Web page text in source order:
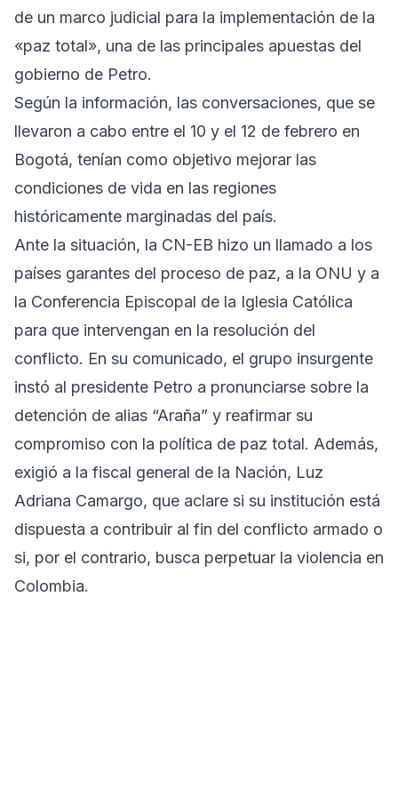
de un marco judicial para la implementación de la
«paz total», una de las principales apuestas del
gobierno de Petro.
Según la información, las conversaciones, que se
llevaron a cabo entre el 10 y el 12 de febrero en
Bogotá, tenían como objetivo mejorar las
condiciones de vida en las regiones
históricamente marginadas del país.
Ante la situación, la CN-EB hizo un llamado a los
países garantes del proceso de paz, a la ONU y a
la Conferencia Episcopal de la Iglesia Católica
para que intervengan en la resolución del
conflicto. En su comunicado, el grupo insurgente
instó al presidente Petro a pronunciarse sobre la
detención de alias “Araña” y reafirmar su
compromiso con la política de paz total. Además,
exigió a la fiscal general de la Nación, Luz
Adriana Camargo, que aclare si su institución está
dispuesta a contribuir al fin del conflicto armado o
si, por el contrario, busca perpetuar la violencia en
Colombia.